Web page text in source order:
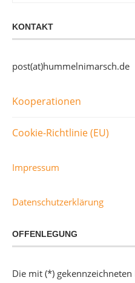
KONTAKT
post(at)hummelnimarsch.de
Kooperationen
Cookie-Richtlinie (EU)
Impressum
Datenschutzerklärung
OFFENLEGUNG
Die mit (*)